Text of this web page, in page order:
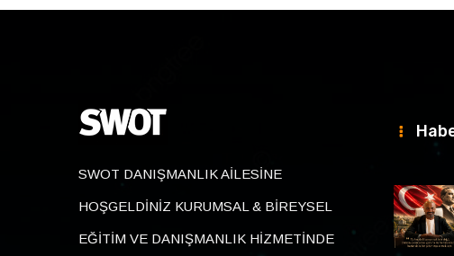
SWOT DANIŞMANLIK AİLESİNE
HOŞGELDİNİZ KURUMSAL & BİREYSEL
EĞİTİM VE DANIŞMANLIK HİZMETİNDE